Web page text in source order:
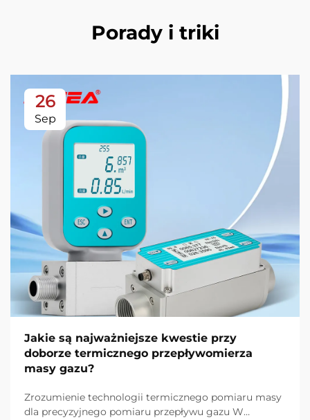
Porady i triki
26
Sep
Jakie są najważniejsze kwestie przy
doborze termicznego przepływomierza
masy gazu?
Zrozumienie technologii termicznego pomiaru masy
dla precyzyjnego pomiaru przepływu gazu W